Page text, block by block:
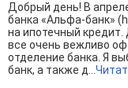
Добрый день! В
банка «Альфа-банк»
на ипотечный
все очень вежливо
отделение банка. Я
банк, а также д...